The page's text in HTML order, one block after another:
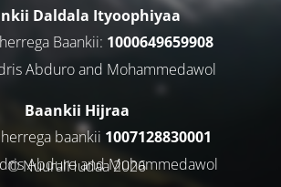
Daldala Ityoophiyaa
Baankii: 1000649659908
Abduro and Mohammedawol
Baankii Hijraa
baankii 1007128830001
Abduro and Muhammedawol
© NuuralHudaa 2026